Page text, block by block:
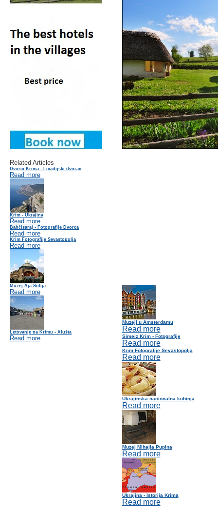
Related Articles
Dvorci Krima - Livadijski dvorac
Read more
Krim - Ukrajina
Read more
Bahčisaraj - Fotografije Dvorca
Read more
Krim Fotografije Sevastopolja
Read more
Muzej Aja Sofija
Read more
Letovanje na Krimu - Alušta
Read more
Muzeji u Amsterdamu
Read more
Simeiz Krim - Fotografije
Read more
Krim Fotografije Sevastopolja
Read more
Ukrajinska nacionalna kuhinja
Read more
Muzej Mihajla Pupina
Read more
Ukrajina - Istorija Krima
Read more